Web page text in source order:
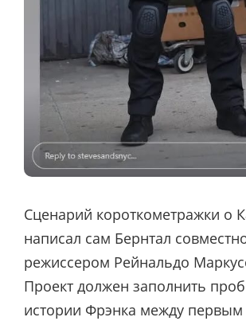
Сценарий короткометражки о
написал сам Бернтал
режиссером Рейнальдо
Проект должен заполнить
истории Фрэнка между первым